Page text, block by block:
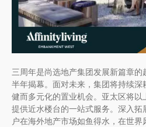
三周年是尚选地产集团发展新篇章
半年揭幕。面对未来，集团将持续
健而多元化的置业机会。亚太区将
提供近水楼台的一站式服务。深入
户在海外地产市场如鱼得水，在世界